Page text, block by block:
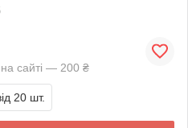
сайті — 200 ₴
20 шт.